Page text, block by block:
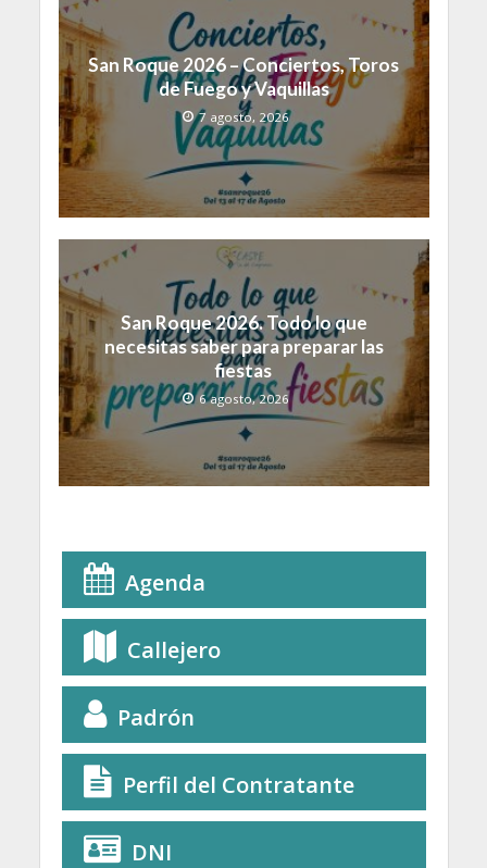
San Roque 2026 – Conciertos, Toros
de Fuego y Vaquillas
7 agosto, 2026
San Roque 2026. Todo lo que
necesitas saber para preparar las
fiestas
6 agosto, 2026
Agenda
Callejero
Padrón
Perfil del Contratante
DNI